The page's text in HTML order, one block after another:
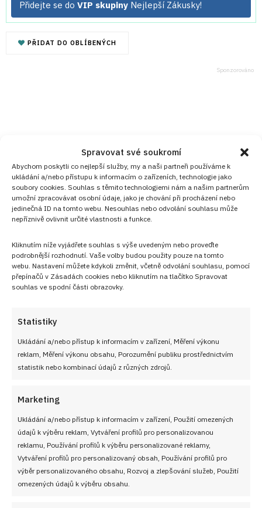
Spravovat své soukromí
Abychom poskytli co nejlepší služby, my a naši partneři používáme k
ukládání a/nebo přístupu k informacím o zařízeních, technologie jako
soubory cookies. Souhlas s těmito technologiemi nám a našim partnerům
umožní zpracovávat osobní údaje, jako je chování při procházení nebo
jedinečná ID na tomto webu. Nesouhlas nebo odvolání souhlasu může
nepříznivě ovlivnit určité vlastnosti a funkce.
Kliknutím níže vyjádřete souhlas s výše uvedeným nebo proveďte
podrobnější rozhodnutí. Vaše volby budou použity pouze na tomto
webu. Nastavení můžete kdykoli změnit, včetně odvolání souhlasu, pomocí
přepínačů v Zásadách cookies nebo kliknutím na tlačítko Spravovat
souhlas ve spodní části obrazovky.
Statistiky
Ukládání a/nebo přístup k informacím v zařízení, Měření výkonu
reklam, Měření výkonu obsahu, Porozumění publiku prostřednictvím
statistik nebo kombinací údajů z různých zdrojů.
Marketing
Ukládání a/nebo přístup k informacím v zařízení, Použití omezených
údajů k výběru reklam, Vytváření profilů pro personalizovanou
reklamu, Používání profilů k výběru personalizované reklamy,
Vytváření profilů pro personalizovaný obsah, Používání profilů pro
výběr personalizovaného obsahu, Rozvoj a zlepšování služeb, Použití
omezených údajů k výběru obsahu.
Přidejte se do VIP skupiny Nejlepší Zákusky!
PŘIDAT DO OBLÍBENÝCH